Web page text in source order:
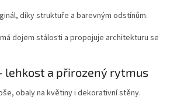
díky struktuře a barevným odstínům.
dojem stálosti a propojuje architekturu se
lehkost a přirozený rytmus
obaly na květiny i dekorativní stěny.